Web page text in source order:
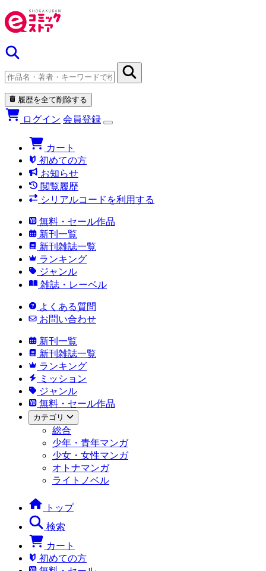
履歴を全て削除する
ログイン 会員登録
カート
初めての方
お知らせ
閲覧履歴
シリアルコードを利用する
無料・セール作品
新刊一覧
新刊雑誌一覧
ランキング
ジャンル
雑誌・レーベル
よくある質問
お問い合わせ
新刊一覧
新刊雑誌一覧
ランキング
ミッション
ジャンル
無料・セール作品
カテゴリ
総合
少年・青年マンガ
少女・女性マンガ
オトナマンガ
ライトノベル
トップ
検索
カート
初めての方